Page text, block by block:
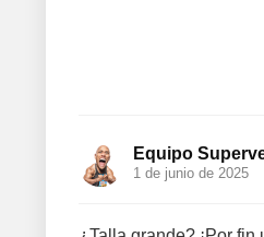
Equipo
1 de junio de 2025